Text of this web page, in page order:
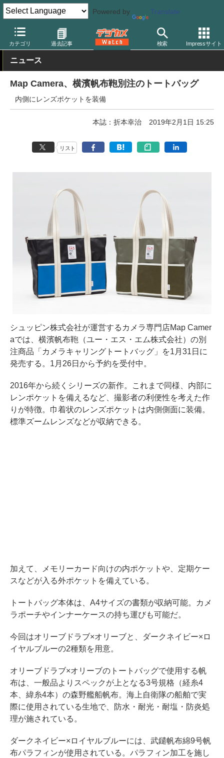
Powered by Translate
カテゴリ 過去記事 検索 Impressサイト
デジカメ Watch 撮影用品 カメラバッグ
ニュース
Map Camera、横濱帆布鞄別注のトートバッグ
内側にレンズポケットを装備
本誌：折本幸治 2019年2月1日 15:25
リスト
シュッピン株式会社が運営するカメラ専門店Map Camer
aでは、横濱帆布鞄（ユー・エス・エム株式会社）の別
注商品「カメラキャリングトートバッグ」を1月31日に
発売する。1月26日から予約を受付中。
2016年から続くシリーズの新作。これまで同様、内部に
レンポケットを備えるなど、撮影者の利便性を考えた作
りが特徴。巾着状のレンズポケットは内側側面に装備。
標準ズームレンズなどが収納できる。
加えて、メモリーカード向けの内ポケットや、定期ケー
スなどが入る外ポケットを備えている。
トートバッグ本体は、A4サイズの書類が収納可能。カメ
ラポーチやインナーケースの持ち運びも可能だ。
今回はオリーブドラブ×オリーブと、ダークネイビー×ロ
イヤルブルーの2種類を用意。
オリーブドラブ×オリーブのトートバッグで使用する帆
布は、一般品よりスペックが上となる3号規格（経糸4
本、緯糸4本）の森野艦船帆布。海上自衛隊の船舶で実
際に使用されている生地で、防水・耐光・耐塩・防炎処
理が施されている。
ダークネイビー×ロイヤルブルーには、武鑓帆布綿9号帆
布パラフィンが使用されている。パラフィン加工を施し